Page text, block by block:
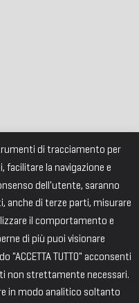
di tracciamento per
la navigazione e
dell'utente, saranno
anche di terze parti, misurare
il comportamento e
di più puoi visionare
"ACCETTA TUTTO" acconsenti
non strettamente necessari.
in modo analitico soltanto